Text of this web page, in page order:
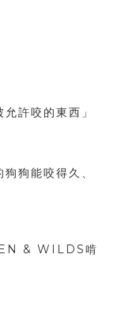
許咬的東西」
狗能咬得久、
& WILDS啃